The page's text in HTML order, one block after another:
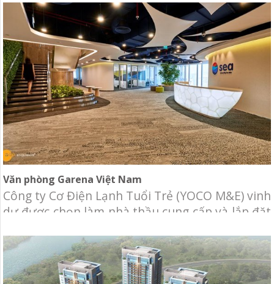
Bình Minh. Chủ đầu tư: Công ty CP Thép Nhật
Bình Minh Địa điểm: Khu Công Nghiệp Tân Phú
Trung, Củ Chi. Qui mô: 12.800m2 Hạng mục:
Văn phòng Garena Việt Nam
Công ty Cơ Điện Lạnh Tuổi Trẻ (YOCO M&E) vinh
dự được chọn làm nhà thầu cung cấp và lắp đặt
Việt Nam. Garena Vietnam-Công ty công nghệ
hàng đầu Đông Nam Á, tập trung vào 3 lĩnh vực,
Game, thương mại điện tử và ví điện tử. Thành